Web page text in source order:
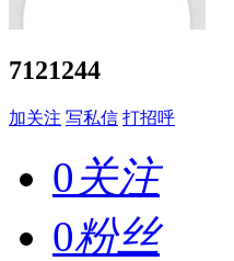
7121244
加关注 写私信 打招呼
0关注
0粉丝